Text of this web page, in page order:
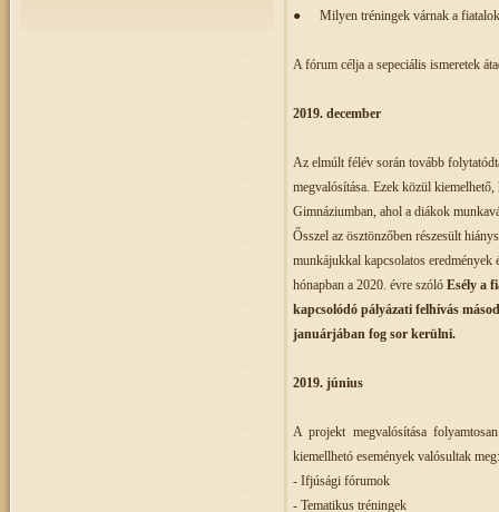
●
Milyen tréningek várnak a
A fórum célja a sepeciális ismeretek
2019. december
Az elmúlt félév során tovább
megvalósítása. Ezek közül
Gimnáziumban, ahol a diákok
Ősszel az ösztönzőben részesült
munkájukkal kapcsolatos eredmények
hónapban a 2020. évre szóló Esély a
kapcsolódó pályázati felhívás
januárjában fog sor kerülni.
2019. június
A projekt megvalósítása
kiemellhetó események valósultak meg:
- Ifjúsági fórumok
- Tematikus tréningek